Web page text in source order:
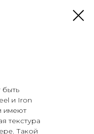
быть
и Iron
имеют
текстура
Такой